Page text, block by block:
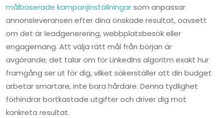
målbaserade kampanjinställningarsom anpassar
annonsleveransen efter dina önskade resultat, oavsett
om det är leadgenerering, webbplatsbesök eller
engagemang. Att välja rätt mål från början är
avgörande; det talar om för LinkedIns algoritm exakt hur
framgång ser ut för dig, vilket säkerställer att din budget
arbetar smartare, inte bara hårdare. Denna tydlighet
förhindrar bortkastade utgifter och driver dig mot
konkreta resultat.